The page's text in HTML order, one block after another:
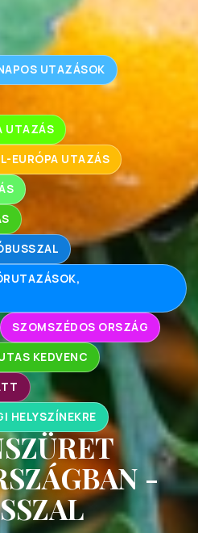
UTAZÁSOK
UTAZÁS
EURÓPA UTAZÁS
SZOMSZÉDOS ORSZÁG
KEDVENC
HELYSZÍNEKRE
-